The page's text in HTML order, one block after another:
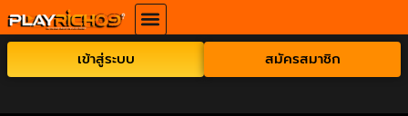
เข้าสู่ระบบ สมัครสมาชิก